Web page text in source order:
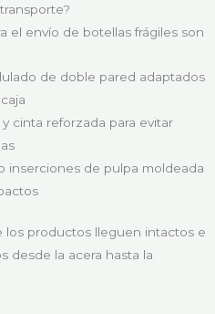
el envío de botellas frágiles son
de doble pared adaptados
cinta reforzada para evitar
inserciones de pulpa moldeada
los productos lleguen intactos e
desde la acera hasta la